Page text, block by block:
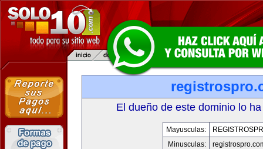
El dueño de este dominio lo
Mayusculas:
Minusculas: